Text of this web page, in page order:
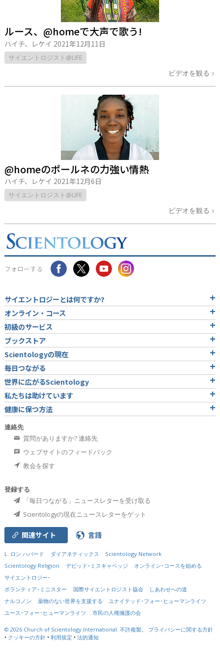
ルース、@homeで大声で歌う!
ハイチ、レケイ 2021年12月11日
サイエントロジスト@LIFE
ビデオを観る
@homeのポールネの力強い情熱
ハイチ、レケイ 2021年12月6日
サイエントロジスト@LIFE
ビデオを観る
フォローする
サイエントロジーとは何ですか?
オンライン・コース
初級のサービス
ブックストア
Scientologyの現在
毎日つながる
世界に広がるScientology
私たちは助けています
健康に保つ方法
連絡先
質問がありますか? 連絡先
ウェブサイトのフィードバック
教会を探す
登録する
「毎日つながる」ニュースレターを受け取る
Scientologyの現在ニュースレターをゲット
関連サイト 言語
L. ロン ハバード ダイアネティックス
Scientology Network
Scientology Religion
デビッド･ミスキャベッジ
オンライン･コースを始める
サイエントロジー･
ボランティア･ミニスター
国際サイエントロジスト協会
しあわせへの道
ナルコノン
薬物のない世界を支援する
ユナイテッド･フォー･ヒューマンライツ
ユース･フォー･ヒューマンライツ
市民の人権擁護の会
© 2026 Church of Scientology International. 不許複製。 プライバシーに関する方針
• クッキーの方針 • 利用規定 • 法的通知